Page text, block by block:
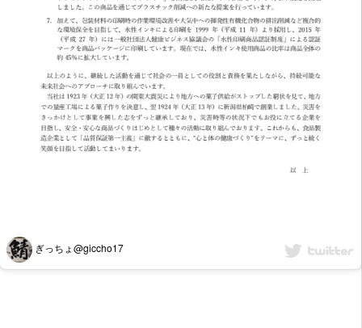
ぎっちょ@giccho17